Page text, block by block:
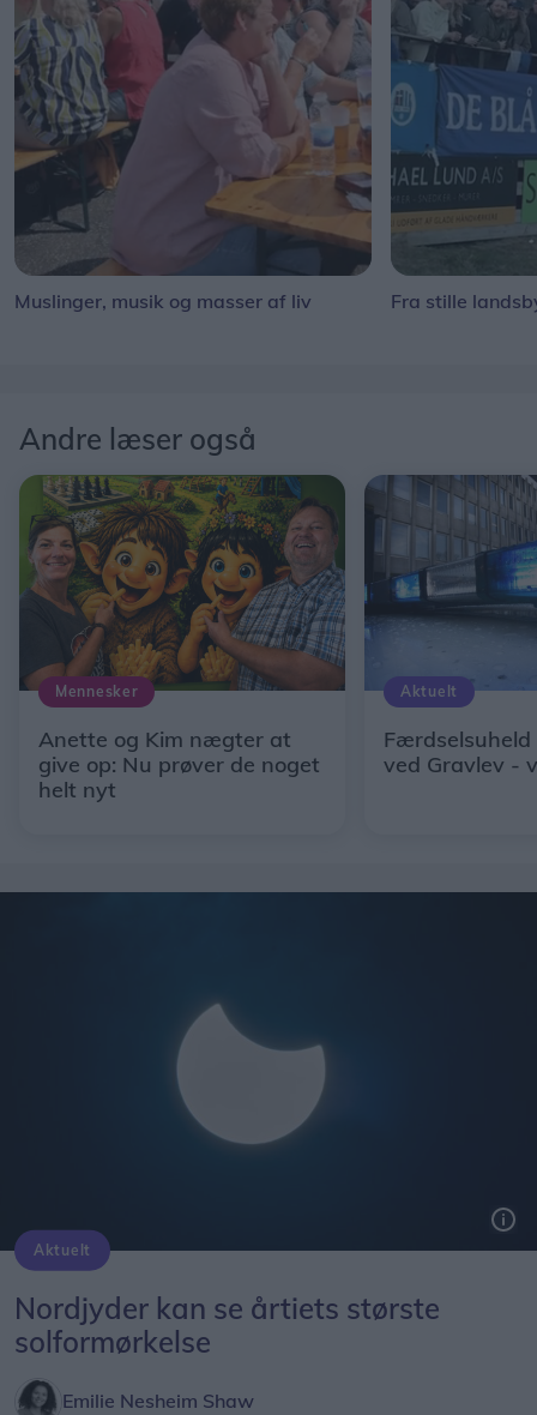
Muslinger, musik og masser af liv Fra stille
Andre læser også
Mennesker
Anette og Kim nægter at
give op: Nu prøver de noget
helt nyt
Aktuelt
ved Gravlev -
Aktuelt
Nordjyder kan se årtiets største
solformørkelse
Emilie Nesheim Shaw